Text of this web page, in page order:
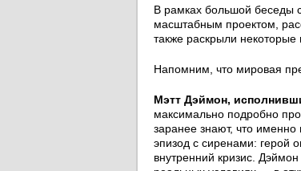
В рамках большой беседы
масштабным проектом,
также раскрыли некоторые
Напомним, что мировая
Мэтт Дэймон,
максимально подробно
заранее знают, что
эпизод с сиренами: герой
внутренний кризис.